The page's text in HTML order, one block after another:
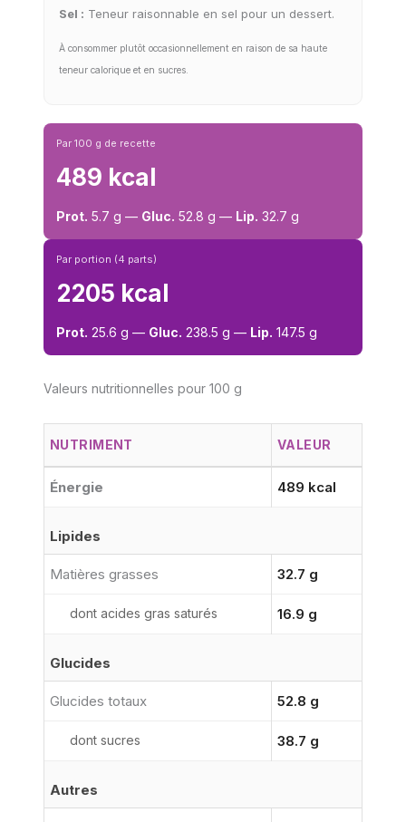
Sel : Teneur raisonnable en sel pour un dessert.
À consommer plutôt occasionnellement en raison de sa haute
teneur calorique et en sucres.
Par 100 g de recette
489 kcal
Prot. 5.7 g — Gluc. 52.8 g — Lip. 32.7 g
Par portion (4 parts)
2205 kcal
Prot. 25.6 g — Gluc. 238.5 g — Lip. 147.5 g
Valeurs nutritionnelles pour 100 g
NUTRIMENT VALEUR
Énergie 489 kcal
Lipides
Matières grasses 32.7 g
dont acides gras saturés 16.9 g
Glucides
Glucides totaux 52.8 g
dont sucres 38.7 g
Autres